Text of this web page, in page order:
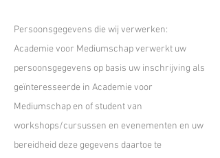
Persoonsgegevens die wij verwerken:
Academie voor Mediumschapverwerkt uw
persoonsgegevens op basis uw inschrijving als
geïnteresseerde in Academie voor
Mediumschap en of student van
workshops/cursussen en evenementen en uw
bereidheid deze gegevens daartoe te